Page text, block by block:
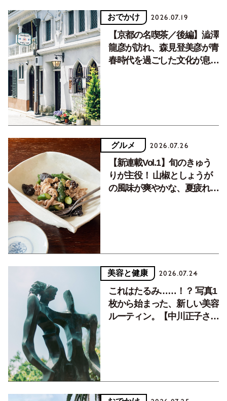
おでかけ 2026.07.19
【京都の名喫茶／後編】澁澤
龍彦が訪れ、森見登美彦が青
春時代を過ごした文化が息づ
グルメ 2026.07.26
【新連載Vol.1】旬のきゅう
りが主役！ 山椒としょうが
の風味が爽やかな、夏疲れを
美容と健康 2026.07.24
これはたるみ……！？ 写真1
枚から始まった、新しい美容
ルーティン。【中川正子さん